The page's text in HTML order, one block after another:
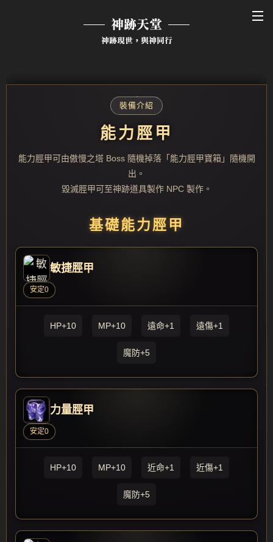
神跡天堂
神跡現世，與神同行
裝備介紹
能力脛甲
能力脛甲可由傲慢之塔 Boss 隨機掉落「能力脛甲寶箱」隨機開
出。
毀滅脛甲可至神跡道具製作 NPC 製作。
基礎能力脛甲
敏捷脛甲
安定0
HP+10 MP+10 遠命+1 遠傷+1
魔防+5
力量脛甲
安定0
HP+10 MP+10 近命+1 近傷+1
魔防+5